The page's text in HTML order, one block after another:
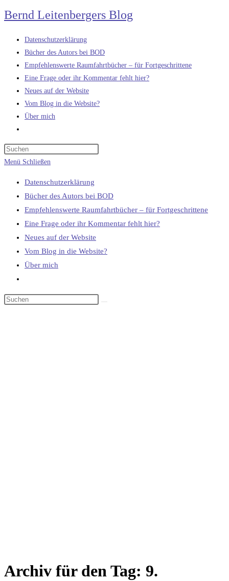
Zum
Inhalt
springen
Bernd Leitenbergers Blog
Datenschutzerklärung
Bücher des Autors bei BOD
Empfehlenswerte Raumfahrtbücher – für Fortgeschrittene
Eine Frage oder ihr Kommentar fehlt hier?
Neues auf der Website
Vom Blog in die Website?
Über mich
umschalten
Menü Schließen
Datenschutzerklärung
Bücher des Autors bei BOD
Empfehlenswerte Raumfahrtbücher – für Fortgeschrittene
Eine Frage oder ihr Kommentar fehlt hier?
Neues auf der Website
Vom Blog in die Website?
Über mich
umschalten
Archiv für den Tag: 9.